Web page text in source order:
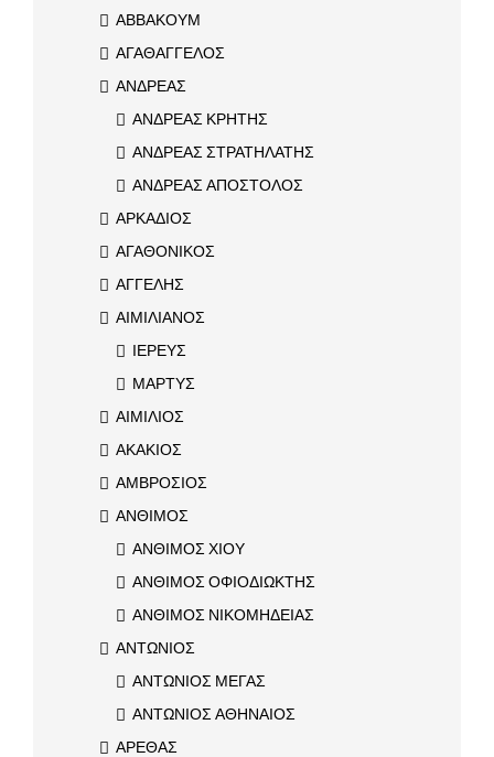
ΑΒΒΑΚΟΥΜ
ΑΓΑΘΑΓΓΕΛΟΣ
ΑΝΔΡΕΑΣ
ΑΝΔΡΕΑΣ ΚΡΗΤΗΣ
ΑΝΔΡΕΑΣ ΣΤΡΑΤΗΛΑΤΗΣ
ΑΝΔΡΕΑΣ ΑΠΟΣΤΟΛΟΣ
ΑΡΚΑΔΙΟΣ
ΑΓΑΘΟΝΙΚΟΣ
ΑΓΓΕΛΗΣ
ΑΙΜΙΛΙΑΝΟΣ
ΙΕΡΕΥΣ
ΜΑΡΤΥΣ
ΑΙΜΙΛΙΟΣ
ΑΚΑΚΙΟΣ
ΑΜΒΡΟΣΙΟΣ
ΑΝΘΙΜΟΣ
ΑΝΘΙΜΟΣ ΧΙΟΥ
ΑΝΘΙΜΟΣ ΟΦΙΟΔΙΩΚΤΗΣ
ΑΝΘΙΜΟΣ ΝΙΚΟΜΗΔΕΙΑΣ
ΑΝΤΩΝΙΟΣ
ΑΝΤΩΝΙΟΣ ΜΕΓΑΣ
ΑΝΤΩΝΙΟΣ ΑΘΗΝΑΙΟΣ
ΑΡΕΘΑΣ